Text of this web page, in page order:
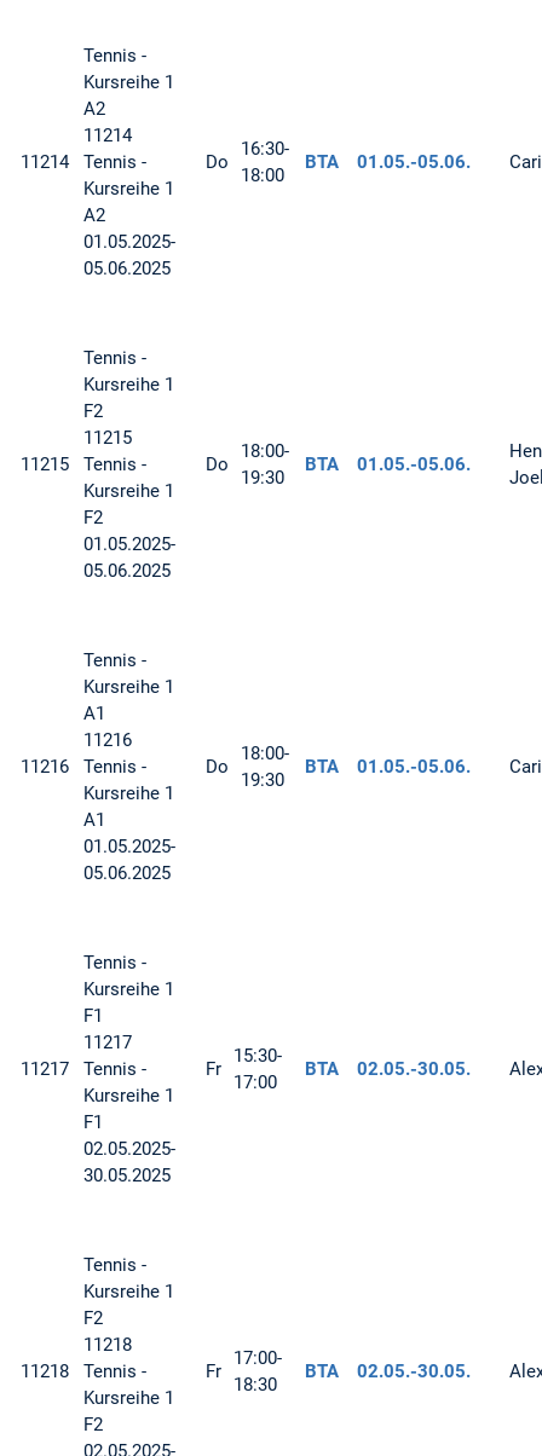
11214
Tennis -
Kursreihe 1
A2
11214
Tennis -
Kursreihe 1
A2
01.05.2025-
05.06.2025
Do
16:30-
18:00
BTA 01.05.-05.06.
11215
Tennis -
Kursreihe 1
F2
11215
Tennis -
Kursreihe 1
F2
01.05.2025-
05.06.2025
Do
18:00-
19:30
BTA 01.05.-05.06.
11216
Tennis -
Kursreihe 1
A1
11216
Tennis -
Kursreihe 1
A1
01.05.2025-
05.06.2025
Do
18:00-
19:30
BTA 01.05.-05.06.
11217
Tennis -
Kursreihe 1
F1
11217
Tennis -
Kursreihe 1
F1
02.05.2025-
30.05.2025
Fr
15:30-
17:00
BTA 02.05.-30.05.
11218
Tennis -
Kursreihe 1
F2
11218
Tennis -
Kursreihe 1
F2
02.05.2025-
Fr
17:00-
18:30
BTA 02.05.-30.05.